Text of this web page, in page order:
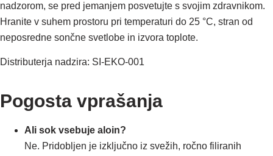
nadzorom, se pred jemanjem posvetujte s svojim zdravnikom.
Hranite v suhem prostoru pri temperaturi do 25 °C, stran od
neposredne sončne svetlobe in izvora toplote.
Distributerja nadzira: SI-EKO-001
Pogosta vprašanja
Ali sok vsebuje aloin?
Ne. Pridobljen je izključno iz svežih, ročno filiranih